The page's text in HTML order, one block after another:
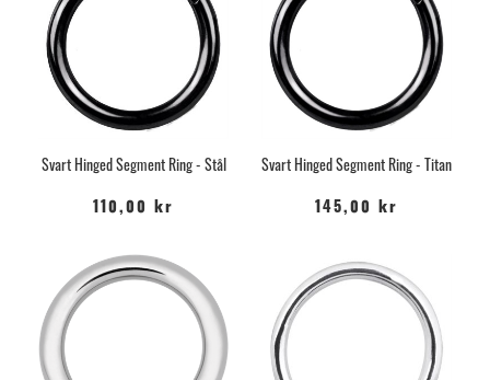
Svart Hinged Segment Ring - Stål
110,00 kr
Svart Hinged Segment Ring - Titan
145,00 kr